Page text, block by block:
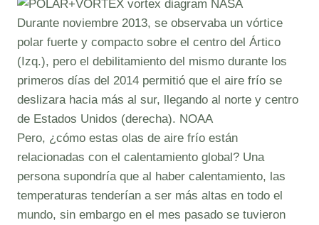
Durante noviembre 2013, se observaba un vórtice
polar fuerte y compacto sobre el centro del Ártico
(Izq.), pero el debilitamiento del mismo durante los
primeros días del 2014 permitió que el aire frío se
deslizara hacia más al sur, llegando al norte y centro
de Estados Unidos (derecha). NOAA
Pero, ¿cómo estas olas de aire frío están
relacionadas con el calentamiento global? Una
persona supondría que al haber calentamiento, las
temperaturas tenderían a ser más altas en todo el
mundo, sin embargo en el mes pasado se tuvieron